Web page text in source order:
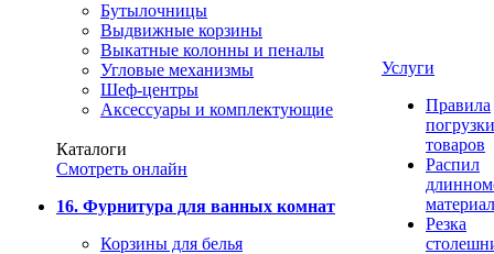
Бутылочницы
Выдвижные корзины
Выкатные колонны и пеналы
Угловые механизмы
Шеф-центры
Аксессуары и комплектующие
Каталоги
Смотреть онлайн
16. Фурнитура для ванных комнат
Корзины для белья
Услуги
Правила
погрузки
товаров
Распил
Резка